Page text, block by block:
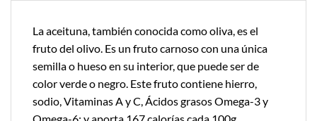
La aceituna, también conocida como oliva, es el
fruto del olivo. Es un fruto carnoso con una única
semilla o hueso en su interior, que puede ser de
color verde o negro. Este fruto contiene hierro,
sodio, Vitaminas A y C, Ácidos grasos Omega-3 y